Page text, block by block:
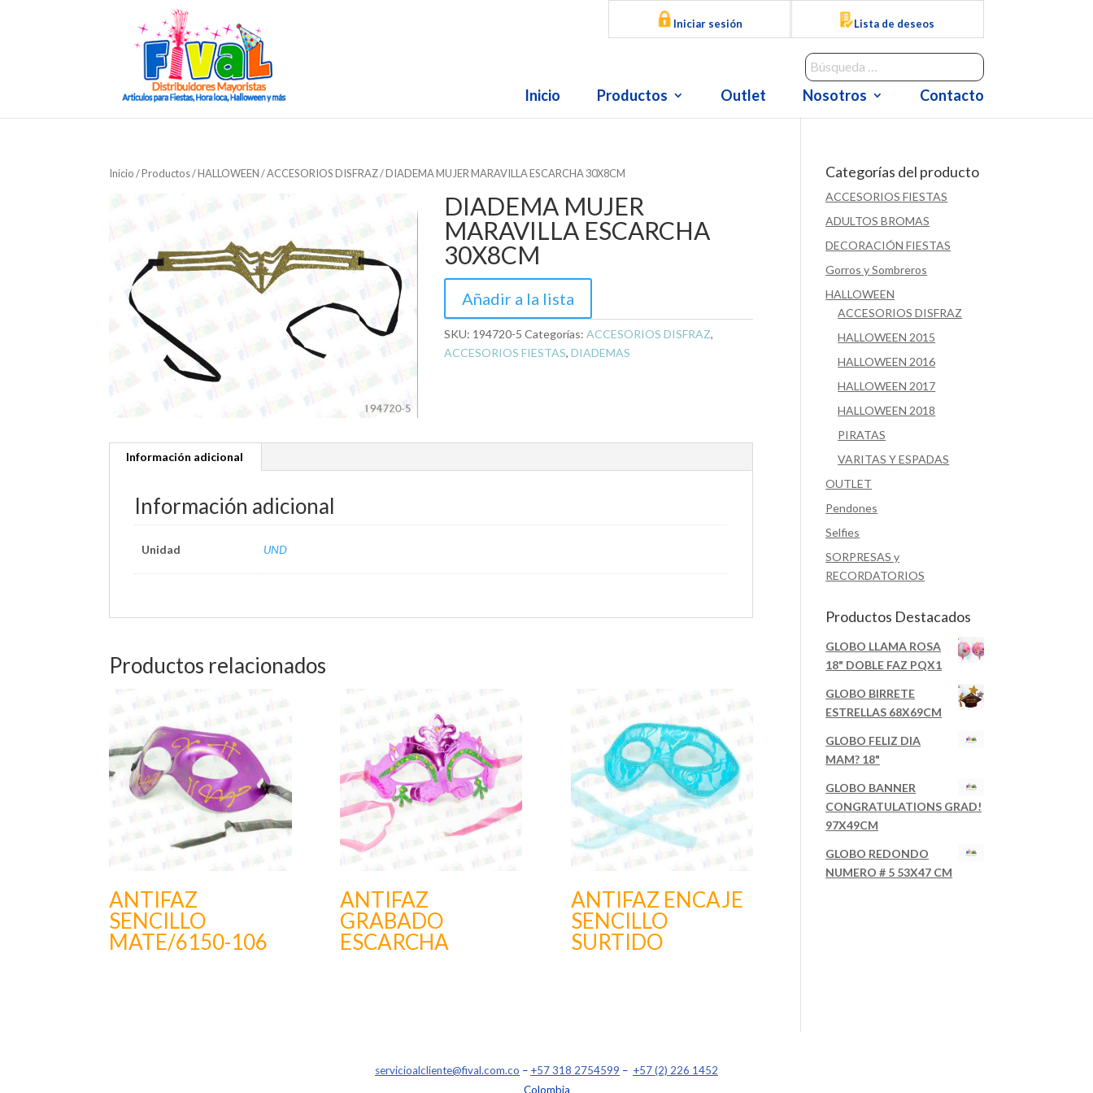
Iniciar sesión Lista de deseos
Inicio Productos Outlet Nosotros Contacto
Inicio/Productos/HALLOWEEN/ACCESORIOS DISFRAZ/ DIADEMA MUJER MARAVILLA ESCARCHA 30X8CM
DIADEMA MUJER
MARAVILLA ESCARCHA
30X8CM
Añadir a la lista
SKU: 194720-5 Categorías:ACCESORIOS DISFRAZ,
ACCESORIOS FIESTAS,DIADEMAS
Información adicional
Información adicional
Unidad UND
Productos relacionados
ANTIFAZ
SENCILLO
MATE/6150-106
ANTIFAZ
GRABADO
ESCARCHA
ANTIFAZ ENCAJE
SENCILLO
SURTIDO
Categorías del producto
ACCESORIOS FIESTAS
ADULTOS BROMAS
DECORACIÓN FIESTAS
Gorros y Sombreros
HALLOWEEN
ACCESORIOS DISFRAZ
HALLOWEEN 2015
HALLOWEEN 2016
HALLOWEEN 2017
HALLOWEEN 2018
PIRATAS
VARITAS Y ESPADAS
OUTLET
Pendones
Selfies
SORPRESAS y
RECORDATORIOS
Productos Destacados
GLOBO LLAMA ROSA
18" DOBLE FAZ PQX1
GLOBO BIRRETE
ESTRELLAS 68X69CM
GLOBO FELIZ DIA
MAM? 18"
GLOBO BANNER
CONGRATULATIONS GRAD!
97X49CM
GLOBO REDONDO
NUMERO # 5 53X47 CM
servicioalcliente@fival.com.co – +57 318 2754599 – +57 (2) 226 1452
Colombia